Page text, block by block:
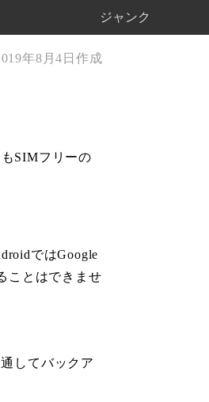
ジャンク
年8月4日作成
SIMフリーの
ではGoogle
ことはできませ
してバックア